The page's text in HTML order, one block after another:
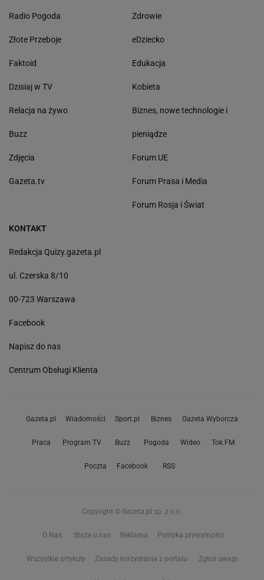
Radio Pogoda
Złote Przeboje
Faktoid
Dzisiaj w TV
Relacja na żywo
Buzz
Zdjęcia
Gazeta.tv
Zdrowie
eDziecko
Edukacja
Kobieta
Biznes, nowe technologie i
pieniądze
Forum UE
Forum Prasa i Media
Forum Rosja i Świat
KONTAKT
Redakcja Quizy.gazeta.pl
ul. Czerska 8/10
00-723 Warszawa
Facebook
Napisz do nas
Centrum Obsługi Klienta
Gazeta.pl Wiadomości Sport.pl Biznes Gazeta Wyborcza
Praca Program TV Buzz Pogoda Wideo Tok.FM
Poczta Facebook RSS
Copyright © Gazeta.pl sp. z o.o.
O Nas Staże u nas Reklama Polityka prywatności
Wszystkie artykuły Zasady korzystania z portalu Zgłoś uwagi